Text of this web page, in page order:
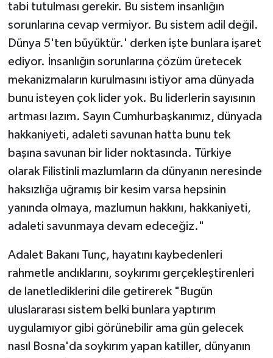
tabi tutulması gerekir. Bu sistem insanlığın
sorunlarına cevap vermiyor. Bu sistem adil değil.
Dünya 5'ten büyüktür.' derken işte bunlara işaret
ediyor. İnsanlığın sorunlarına çözüm üretecek
mekanizmaların kurulmasını istiyor ama dünyada
bunu isteyen çok lider yok. Bu liderlerin sayısının
artması lazım. Sayın Cumhurbaşkanımız, dünyada
hakkaniyeti, adaleti savunan hatta bunu tek
başına savunan bir lider noktasında. Türkiye
olarak Filistinli mazlumların da dünyanın neresinde
haksızlığa uğramış bir kesim varsa hepsinin
yanında olmaya, mazlumun hakkını, hakkaniyeti,
adaleti savunmaya devam edeceğiz."
Adalet Bakanı Tunç, hayatını kaybedenleri
rahmetle andıklarını, soykırımı gerçekleştirenleri
de lanetlediklerini dile getirerek "Bugün
uluslararası sistem belki bunlara yaptırım
uygulamıyor gibi görünebilir ama gün gelecek
nasıl Bosna'da soykırım yapan katiller, dünyanın